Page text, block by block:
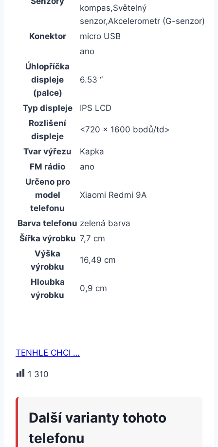
kompas,Světelný
senzor,Akcelerometr (G-senzor)
Konektor
micro USB
ano
Úhlopříčka
displeje
(palce)
6.53 “
Typ displeje
IPS LCD
Rozlišení
displeje
<720 x 1600 bodů/td>
Tvar výřezu
Kapka
FM rádio
ano
Určeno pro
model
telefonu
Xiaomi Redmi 9A
Barva telefonu zelená barva
Šířka výrobku 7,7 cm
Výška
výrobku
16,49 cm
Hloubka
výrobku
0,9 cm
TENHLE CHCI …
1 310
Další varianty tohoto
telefonu